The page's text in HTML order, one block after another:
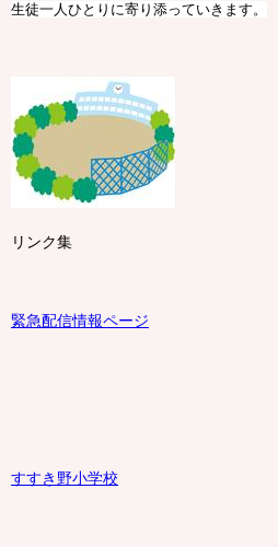
生徒一人ひとりに寄り添っていきます。
リンク集
緊急配信情報ページ
すすき野小学校